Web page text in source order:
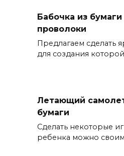
Бабочка из
проволоки
Предлагаем сделать
для создания которой
Летающий
бумаги
Сделать некоторые
ребенка можно